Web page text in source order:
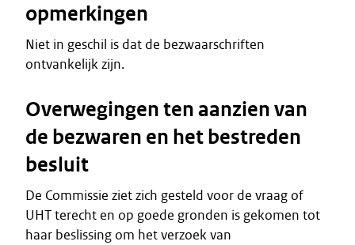
opmerkingen
Niet in geschil is dat de bezwaarschriften
ontvankelijk zijn.
Overwegingen ten aanzien van
de bezwaren en het bestreden
besluit
De Commissie ziet zich gesteld voor de vraag of
UHT terecht en op goede gronden is gekomen tot
haar beslissing om het verzoek van